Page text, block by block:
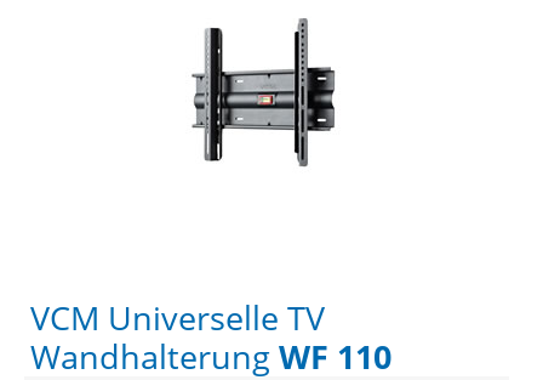
VCM Universelle TV
WandhalterungWF 110